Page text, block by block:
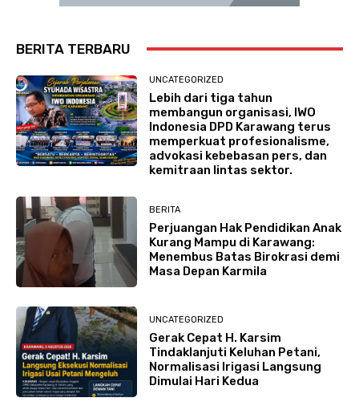
BERITA TERBARU
UNCATEGORIZED
Lebih dari tiga tahun
membangun organisasi, IWO
Indonesia DPD Karawang terus
memperkuat profesionalisme,
advokasi kebebasan pers, dan
kemitraan lintas sektor.
BERITA
Perjuangan Hak Pendidikan Anak
Kurang Mampu di Karawang:
Menembus Batas Birokrasi demi
Masa Depan Karmila
UNCATEGORIZED
Gerak Cepat H. Karsim
Tindaklanjuti Keluhan Petani,
Normalisasi Irigasi Langsung
Dimulai Hari Kedua